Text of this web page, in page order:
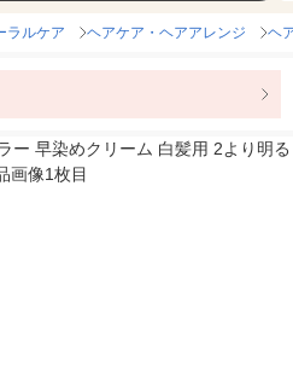
ラルケア ヘアケア・ヘアアレンジ ヘ